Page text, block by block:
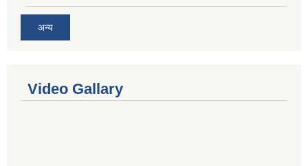
अन्य
Video Gallary